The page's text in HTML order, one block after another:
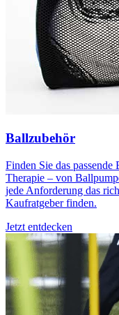
Ballzubehör
Finden Sie das
Therapie – von
jede Anforderung das
Kaufratgeber finden.
Jetzt entdecken